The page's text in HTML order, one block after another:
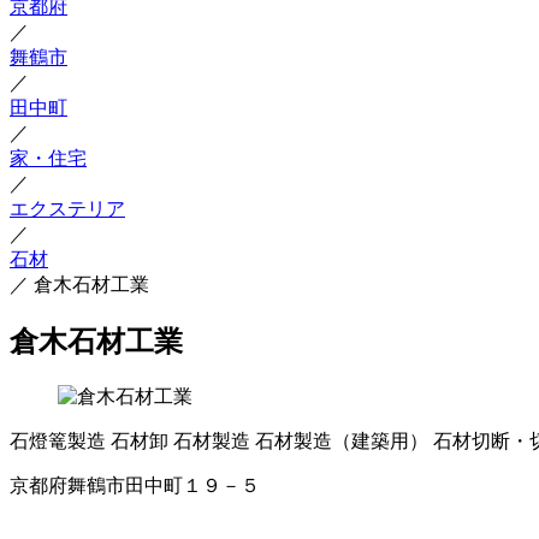
京都府
／
舞鶴市
／
田中町
／
家・住宅
／
エクステリア
／
石材
／ 倉木石材工業
倉木石材工業
石燈篭製造 石材卸 石材製造 石材製造（建築用） 石材切断・
京都府舞鶴市田中町１９－５